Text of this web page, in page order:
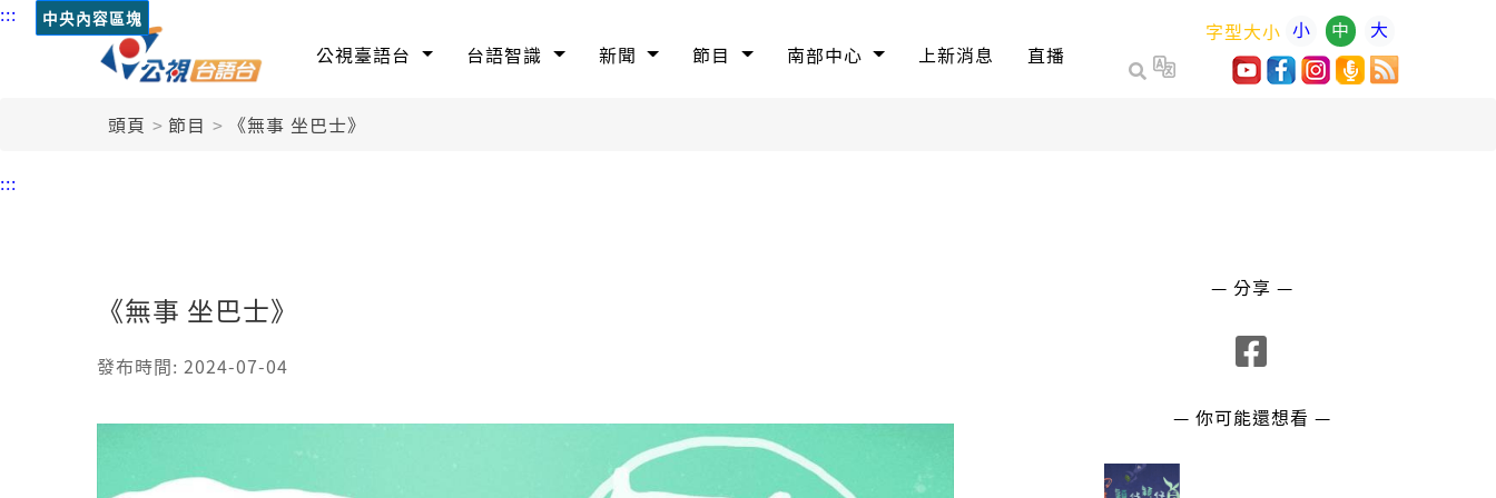
::: 中央內容區塊
公視臺語台 台語智識 新聞 節目 南部中心 上新消息 直播
字型大小 小 中 大
頭頁 節目 《無事 坐巴士》
:::
《無事 坐巴士》
發布時間: 2024-07-04
— 分享 —
— 你可能還想看 —